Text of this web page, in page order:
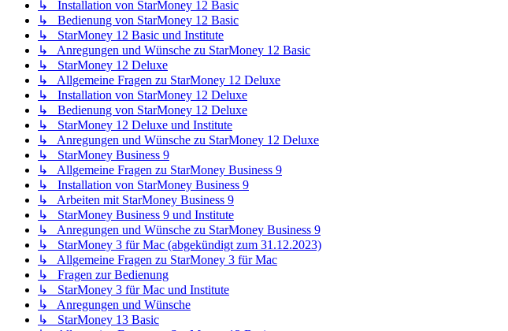
↳ Installation von StarMoney 12 Basic
↳ Bedienung von StarMoney 12 Basic
↳ StarMoney 12 Basic und Institute
↳ Anregungen und Wünsche zu StarMoney 12 Basic
↳ StarMoney 12 Deluxe
↳ Allgemeine Fragen zu StarMoney 12 Deluxe
↳ Installation von StarMoney 12 Deluxe
↳ Bedienung von StarMoney 12 Deluxe
↳ StarMoney 12 Deluxe und Institute
↳ Anregungen und Wünsche zu StarMoney 12 Deluxe
↳ StarMoney Business 9
↳ Allgemeine Fragen zu StarMoney Business 9
↳ Installation von StarMoney Business 9
↳ Arbeiten mit StarMoney Business 9
↳ StarMoney Business 9 und Institute
↳ Anregungen und Wünsche zu StarMoney Business 9
↳ StarMoney 3 für Mac (abgekündigt zum 31.12.2023)
↳ Allgemeine Fragen zu StarMoney 3 für Mac
↳ Fragen zur Bedienung
↳ StarMoney 3 für Mac und Institute
↳ Anregungen und Wünsche
↳ StarMoney 13 Basic